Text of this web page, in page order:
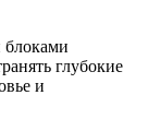
блоками
глубокие
и